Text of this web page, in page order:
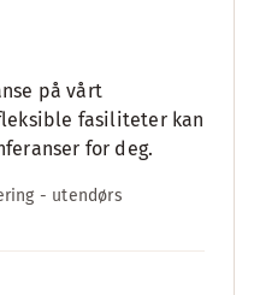
på vårt
fasiliteter kan
for deg.
- utendørs